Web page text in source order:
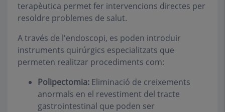
terapèutica permet fer intervencions directes per
resoldre problemes de salut.
A través de l'endoscopi, es poden introduir
instruments quirúrgics especialitzats que
permeten realitzar procediments com:
Polipectomia: Eliminació de creixements
anormals en el revestiment del tracte
gastrointestinal que poden ser